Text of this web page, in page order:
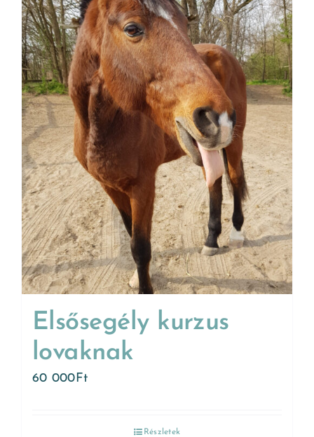
Elsősegély kurzus
lovaknak
60 000 Ft
Részletek